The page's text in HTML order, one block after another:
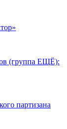
(группа ЕЩЁ):
партизана